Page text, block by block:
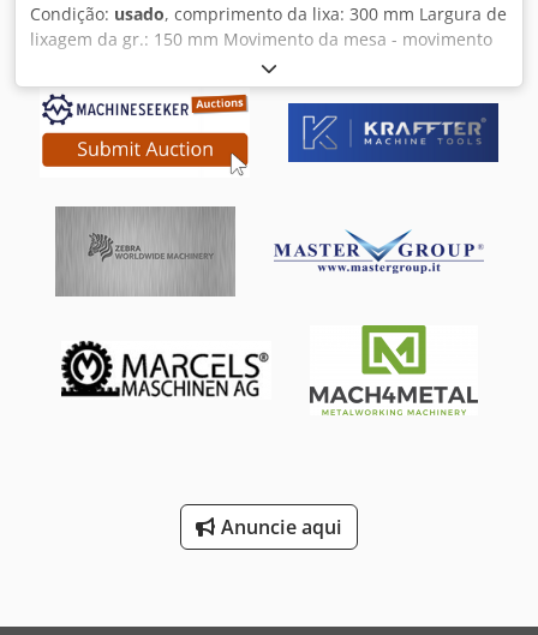
Condição: usado, comprimento da lixa: 300 mm Largura de
lixagem da gr.: 150 mm Movimento da mesa - movimento
longitudinal: 2 - 20 m/min Chodpfx Ajr Nyatecmsa
Velocidade do disco de lixa: 3000 rpm Ligação eléctrica:
380 V, 1,1 kW Espaço necessário: 1500 x 1100 x 1750 mm
Peso: 920 kg
Anuncie aqui